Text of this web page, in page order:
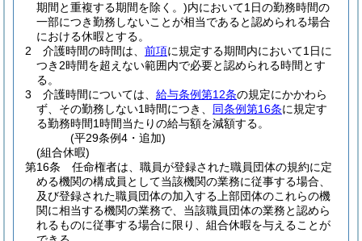
期間と重複する期間を除く。)内において1日の勤務時間の
一部につき勤務しないことが相当であると認められる場合
における休暇とする。
2
介護時間の時間は、 前項に規定する期間内において1日に
つき2時間を超えない範囲内で必要と認められる時間とす
る。
3
介護時間については、 給与条例第12条の規定にかかわら
ず、その勤務しない1時間につき、 同条例第16条に規定す
る勤務時間1時間当たりの給与額を減額する。
(平29条例4・追加)
(組合休暇)
第16条
任命権者は、職員が登録された職員団体の規約に定
める機関の構成員として当該機関の業務に従事する場合、
及び登録された職員団体の加入する上部団体のこれらの機
関に相当する機関の業務で、当該職員団体の業務と認めら
れるものに従事する場合に限り、組合休暇を与えることが